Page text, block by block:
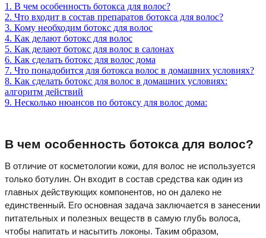
1. В чем особенность ботокса для волос?
2. Что входит в состав препаратов ботокса для волос?
3. Кому необходим ботокс для волос
4. Как делают ботокс для волос
5. Как делают ботокс для волос в салонах
6. Как сделать ботокс для волос дома
7. Что понадобится для ботокса волос в домашних условиях?
8. Как сделать ботокс для волос в домашних условиях:
алгоритм действий
9. Несколько нюансов по ботоксу для волос дома:
В чем особенность ботокса для волос?
В отличие от косметологии кожи, для волос не используется
только ботулин. Он входит в состав средства как один из
главных действующих компонентов, но он далеко не
единственный. Его основная задача заключается в занесении
питательных и полезных веществ в самую глубь волоса,
чтобы напитать и насытить локоны. Таким образом,